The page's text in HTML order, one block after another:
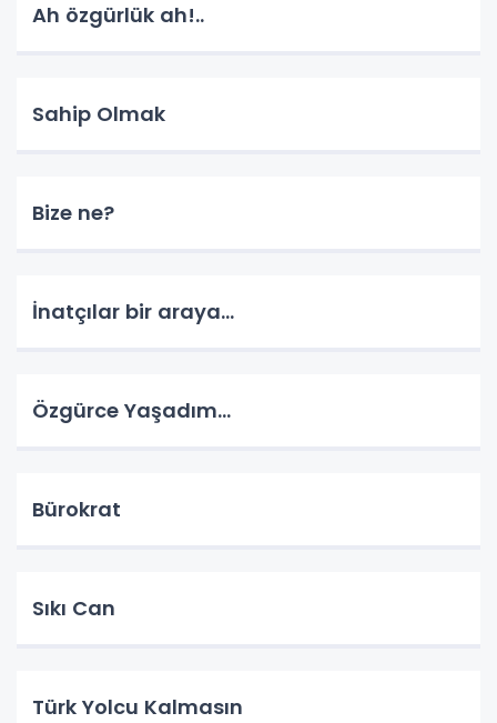
Ah özgürlük ah!..
Sahip Olmak
Bize ne?
İnatçılar bir araya…
Özgürce Yaşadım…
Bürokrat
Sıkı Can
Türk Yolcu Kalmasın